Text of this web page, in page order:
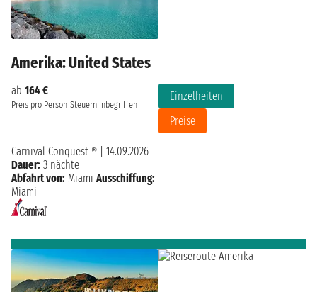
Amerika: United States
ab 164 €
Preis pro Person Steuern inbegriffen
Einzelheiten
Preise
Carnival Conquest ®
14.09.2026
Dauer: 3 nächte
Abfahrt von: Miami Ausschiffung:
Miami